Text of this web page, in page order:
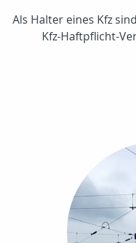
Als Halter eines Kfz
Kfz-Haftpflicht-